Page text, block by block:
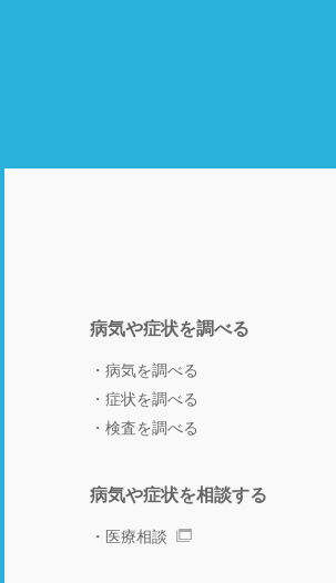
病気や症状を調べる
病気を調べる
症状を調べる
検査を調べる
病気や症状を相談する
医療相談